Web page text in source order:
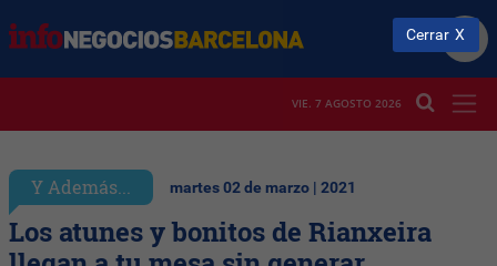
VIE. 7 AGOSTO 2026
Y Además... martes 02 de marzo | 2021
Los atunes y bonitos de Rianxeira
Cerrar